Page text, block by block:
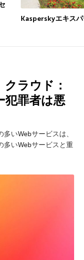
Kasperskyエキス
ラウド：
犯罪者は悪
いWebサービスは、
多いWebサービスと重